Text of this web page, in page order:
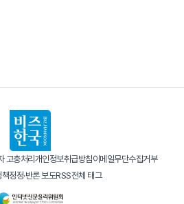
고충처리 개인정보취급방침이메일무단수집거부
책정정·반론 보도RSS전체 태그